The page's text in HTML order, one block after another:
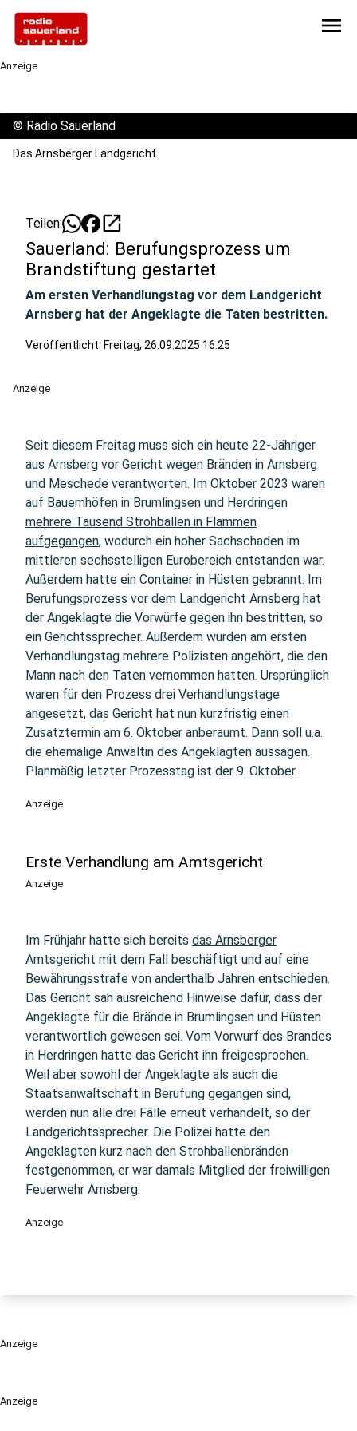
menu
Anzeige
Anzeige
© Radio Sauerland
Das Arnsberger Landgericht.
Teilen: open_in_new
Sauerland: Berufungsprozess um
Brandstiftung gestartet
Am ersten Verhandlungstag vor dem Landgericht
Arnsberg hat der Angeklagte die Taten bestritten.
Veröffentlicht: Freitag, 26.09.2025 16:25
Anzeige
Seit diesem Freitag muss sich ein heute 22-Jähriger
aus Arnsberg vor Gericht wegen Bränden in Arnsberg
und Meschede verantworten. Im Oktober 2023 waren
auf Bauernhöfen in Brumlingsen und Herdringen
mehrere Tausend Strohballen in Flammen
aufgegangen, wodurch ein hoher Sachschaden im
mittleren sechsstelligen Eurobereich entstanden war.
Außerdem hatte ein Container in Hüsten gebrannt. Im
Berufungsprozess vor dem Landgericht Arnsberg hat
der Angeklagte die Vorwürfe gegen ihn bestritten, so
ein Gerichtssprecher. Außerdem wurden am ersten
Verhandlungstag mehrere Polizisten angehört, die den
Mann nach den Taten vernommen hatten. Ursprünglich
waren für den Prozess drei Verhandlungstage
angesetzt, das Gericht hat nun kurzfristig einen
Zusatztermin am 6. Oktober anberaumt. Dann soll u.a.
die ehemalige Anwältin des Angeklagten aussagen.
Planmäßig letzter Prozesstag ist der 9. Oktober.
Anzeige
Erste Verhandlung am Amtsgericht
Anzeige
Im Frühjahr hatte sich bereits das Arnsberger
Amtsgericht mit dem Fall beschäftigt und auf eine
Bewährungsstrafe von anderthalb Jahren entschieden.
Das Gericht sah ausreichend Hinweise dafür, dass der
Angeklagte für die Brände in Brumlingsen und Hüsten
verantwortlich gewesen sei. Vom Vorwurf des Brandes
in Herdringen hatte das Gericht ihn freigesprochen.
Weil aber sowohl der Angeklagte als auch die
Staatsanwaltschaft in Berufung gegangen sind,
werden nun alle drei Fälle erneut verhandelt, so der
Landgerichtssprecher. Die Polizei hatte den
Angeklagten kurz nach den Strohballenbränden
festgenommen, er war damals Mitglied der freiwilligen
Feuerwehr Arnsberg.
Anzeige
Anzeige